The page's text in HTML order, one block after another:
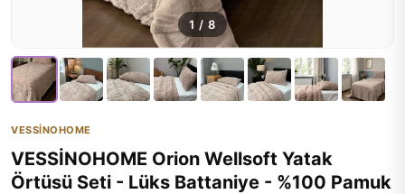
1 / 8
VESSİNOHOME
VESSİNOHOME Orion Wellsoft Yatak
Örtüsü Seti - Lüks Battaniye - %100 Pamuk